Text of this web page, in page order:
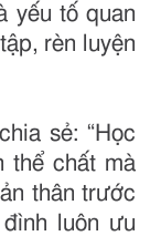
yếu tố quan
rèn luyện
sẻ: “Học
thể chất mà
thân trước
luôn ưu